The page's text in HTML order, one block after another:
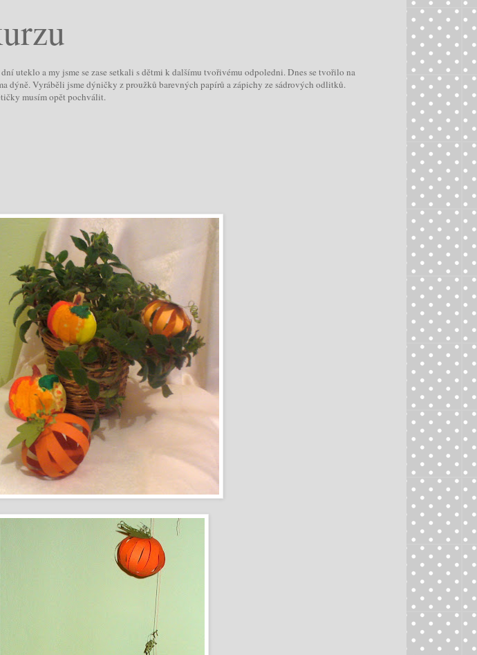
dní uteklo a my jsme se zase setkali s dětmi k dalšímu tvořivému odpoledni. Dnes se tvořilo na
dýně. Vyráběli jsme dýničky z proužků barevných papírů a zápichy ze sádrových odlitků.
musím opět pochválit.